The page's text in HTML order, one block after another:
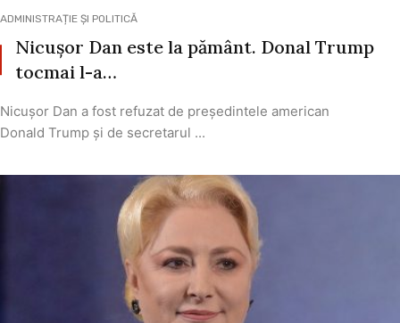
ADMINISTRAȚIE ȘI POLITICĂ
Nicușor Dan este la pământ. Donal Trump
tocmai l-a…
Nicușor Dan a fost refuzat de președintele american
Donald Trump și de secretarul ...